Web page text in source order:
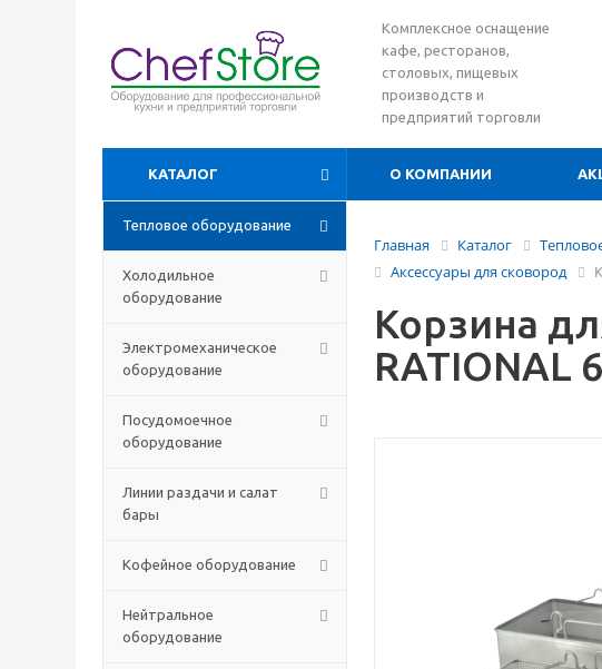
Комплексное оснащение
кафе, ресторанов,
столовых, пищевых
производств и
предприятий торговли
КАТАЛОГ О КОМПАНИИ
Тепловое оборудование
Холодильное
оборудование
Электромеханическое
оборудование
Посудомоечное
оборудование
Линии раздачи и салат
бары
Кофейное оборудование
Нейтральное
оборудование
Главная Каталог
Аксессуары для сковород
Корзина
RATIONAL